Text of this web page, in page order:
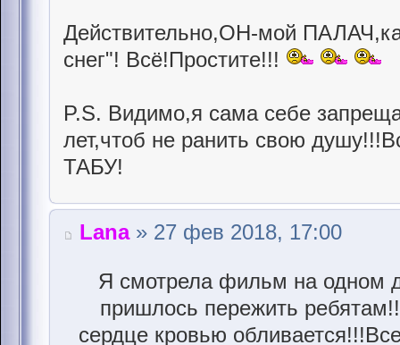
Действительно,ОН-мой
снег"! Всё!Простите!!!
P.S. Видимо,я сама себе
лет,чтоб не ранить свою
ТАБУ!
Lana» 27 фев 2018, 17:00
Я смотрела фильм на одном
пришлось пережить
сердце кровью